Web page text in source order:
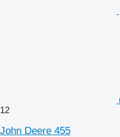
12
John Deere 455